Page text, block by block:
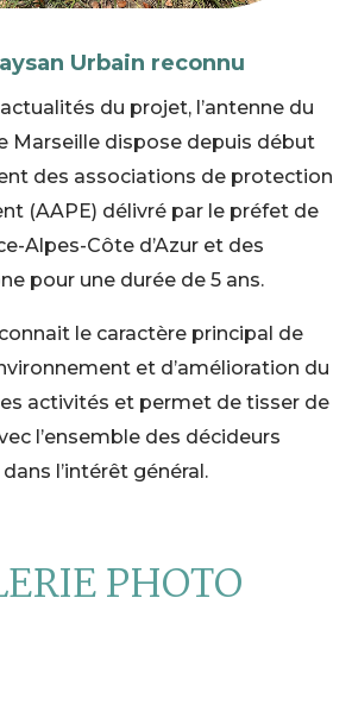
Urbain reconnu
du projet, l’antenne du
Marseille dispose depuis début
des associations de protection
(AAPE) délivré par le préfet de
Alpes-Côte d’Azur et des
pour une durée de 5 ans.
le caractère principal de
et d’amélioration du
activités et permet de tisser de
l’ensemble des décideurs
l’intérêt général.
PHOTO